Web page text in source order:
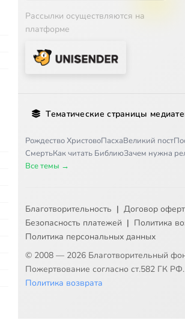
Рассылки осуществляются на
платформе
Тематические страницы
Рождество ХристовоПасхаВеликий пост
СмертьКак читать БиблиюЗачем нужна
Все темы →
Благотворительность | Договор
Безопасность платежей | Политика
Политика персональных данных
© 2008 — 2026 Благотворительный
Пожертвование согласно ст.582 ГК
Политика возврата